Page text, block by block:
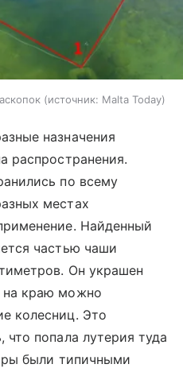
источник: Malta Today
назначения
распространения.
по всему
местах
Найденный
частью чаши
Он украшен
краю можно
колесниц. Это
что попала лутерия туда
были типичными